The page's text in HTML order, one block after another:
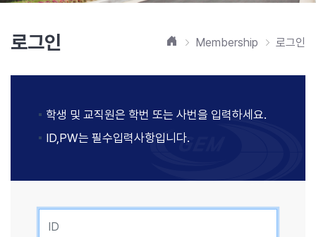
로그인 홈 Membership 로그인
학생 및 교직원은 학번 또는 사번을 입력하세요.
ID,PW는 필수입력사항입니다.